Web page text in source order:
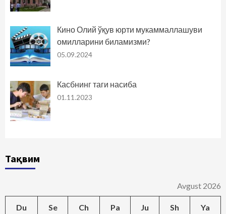
Кино Олий ўқув юрти мукаммаллашуви
омилларини биламизми?
05.09.2024
Касбнинг таги насиба
01.11.2023
Тақвим
Avgust 2026
Du Se Ch Pa Ju Sh Ya